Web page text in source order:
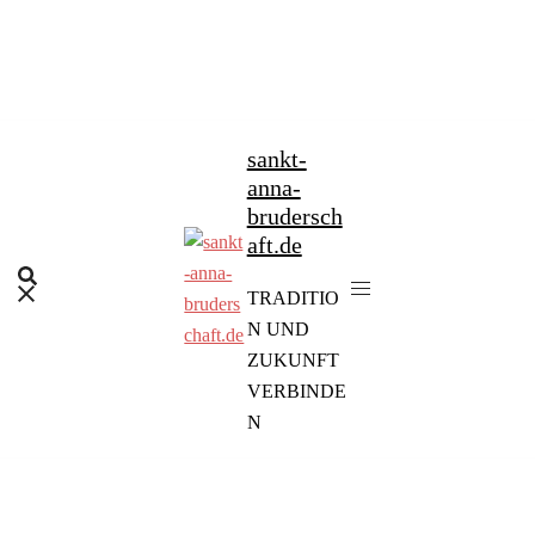
sankt-
anna-
brudersch
aft.de
TRADITIO
N UND
ZUKUNFT
VERBINDE
N